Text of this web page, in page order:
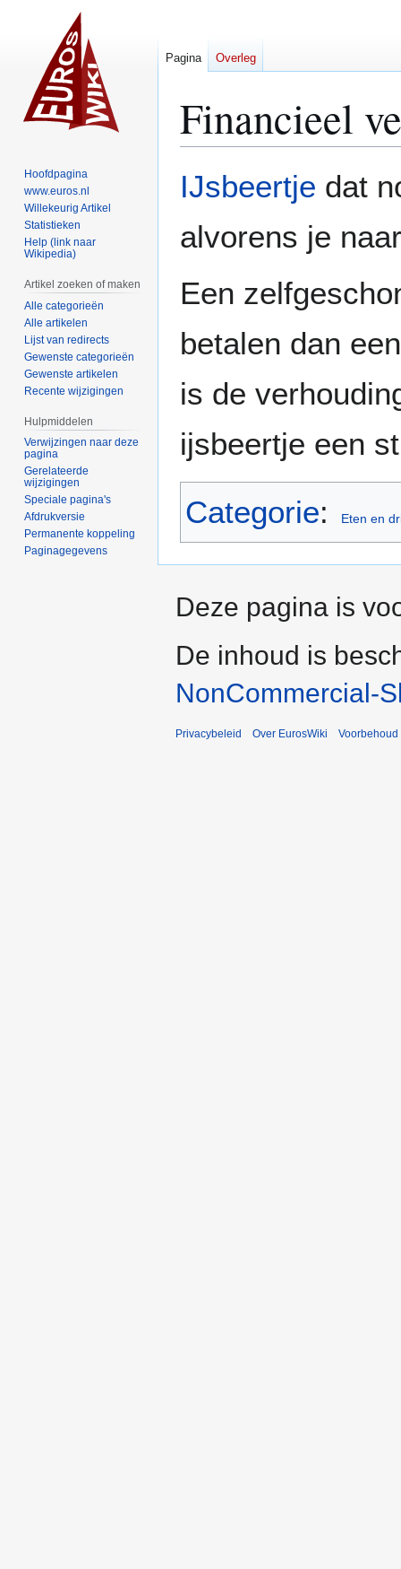
Financieel
navigatie
zoeken
IJsbeertje dat
alvorens je
Een
betalen dan
is de
ijsbeertje een
Categorie: Eten en
Pagina Overleg
Hoofdpagina
www.euros.nl
Willekeurig Artikel
Statistieken
Help (link naar
Wikipedia)
Artikel zoeken of maken
Alle categorieën
Alle artikelen
Lijst van redirects
Gewenste categorieën
Gewenste artikelen
Recente wijzigingen
Hulpmiddelen
Verwijzingen naar deze
pagina
Gerelateerde
wijzigingen
Speciale pagina's
Afdrukversie
Permanente koppeling
Paginagegevens
Deze pagina is
De inhoud is
NonCommercial-
Privacybeleid Over EurosWiki Voorbehoud